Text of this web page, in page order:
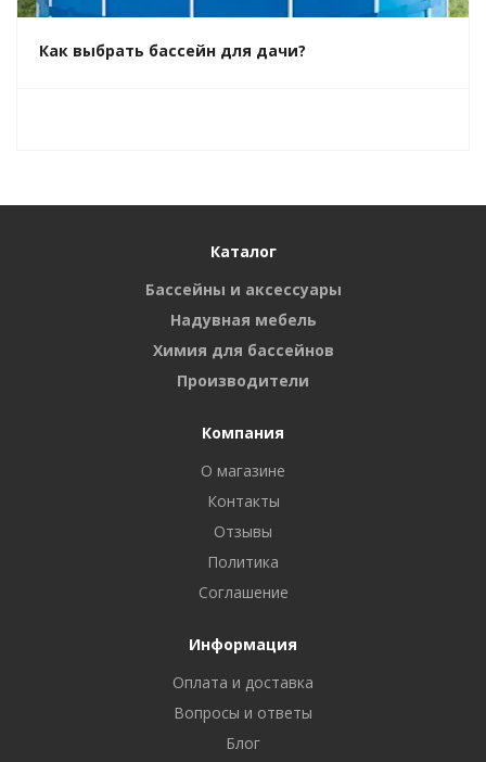
Как выбрать бассейн для дачи?
Каталог
Бассейны и аксессуары
Надувная мебель
Химия для бассейнов
Производители
Компания
О магазине
Контакты
Отзывы
Политика
Соглашение
Информация
Оплата и доставка
Вопросы и ответы
Блог